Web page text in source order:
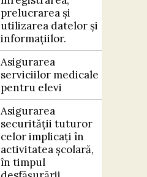
prelucrarea și
utilizarea datelor și
informațiilor.
Asigurarea
serviciilor medicale
pentru elevi
Asigurarea
securității tuturor
celor implicați în
activitatea școlară,
în timpul